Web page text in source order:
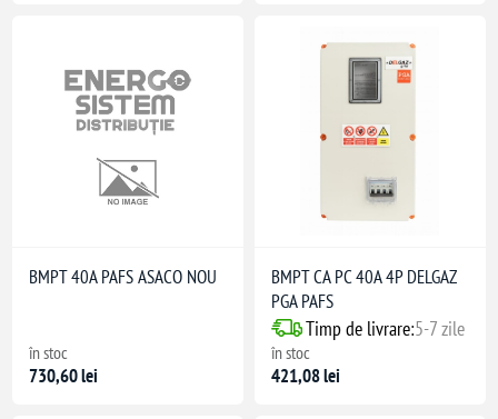
BMPT 40A PAFS ASACO NOU
în stoc
730,60 lei
BMPT CA PC 40A 4P DELGAZ
PGA PAFS
Timp de livrare:5-7 zile
în stoc
421,08 lei